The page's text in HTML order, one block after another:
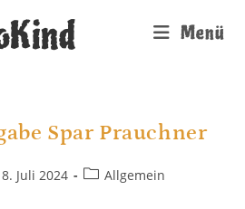
Menü
Spar Prauchner
Juli 2024
Beitrags-
Allgemein